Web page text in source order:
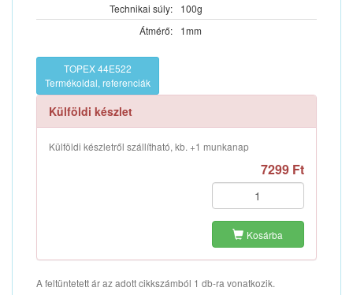
Technikai súly:
100g
Átmérő:
1mm
TOPEX 44E522
Termékoldal, referenciák
Külföldi készlet
Külföldi készletről szállítható, kb. +1 munkanap
7299 Ft
Kosárba
A feltüntetett ár az adott cikkszámból 1 db-ra vonatkozik.